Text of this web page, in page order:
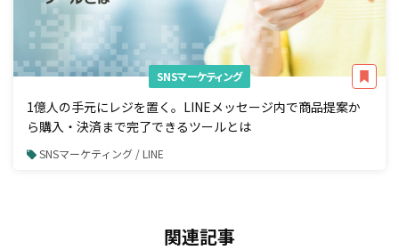
SNSマーケティング
1億人の手元にレジを置く。LINEメッセージ内で商品提案か
ら購入・決済まで完了できるツールとは
SNSマーケティング / LINE
関連記事